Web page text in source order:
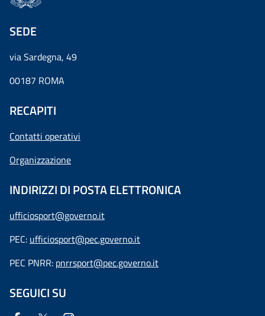
SEDE
via Sardegna, 49
00187 ROMA
RECAPITI
Contatti operativi
Organizzazione
INDIRIZZI DI POSTA ELETTRONICA
ufficiosport@governo.it
PEC: ufficiosport@pec.governo.it
PEC PNRR: pnrrsport@pec.governo.it
SEGUICI SU